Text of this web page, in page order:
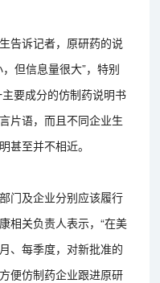
告诉记者，原研药的说
但信息量很大”，特别
要成分的仿制药说明书
片语，而且不同企业生
甚至并不相近。
门及企业分别应该履行
相关负责人表示，“在美
、每季度，对新批准的
便仿制药企业跟进原研